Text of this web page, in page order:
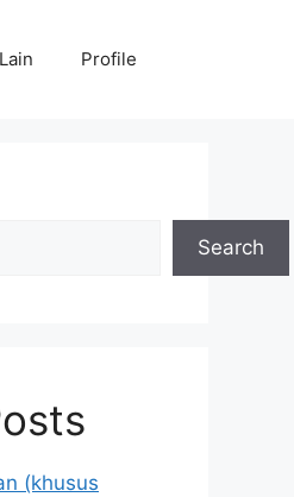
Profile
Search
(khusus